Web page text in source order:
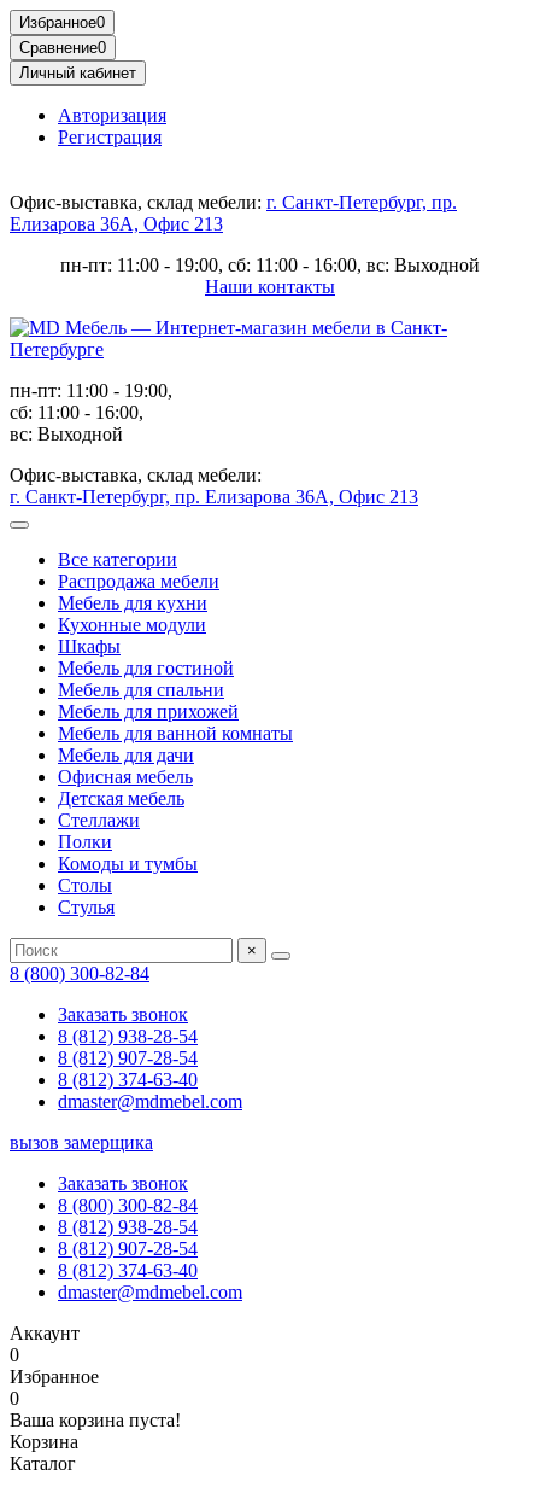
Избранное0
Сравнение0
Личный кабинет
Авторизация
Регистрация
Офис-выставка, склад мебели: г. Санкт-Петербург, пр.
Елизарова 36А, Офис 213
пн-пт: 11:00 - 19:00, сб: 11:00 - 16:00, вс: Выходной
Наши контакты
пн-пт: 11:00 - 19:00,
сб: 11:00 - 16:00,
вс: Выходной
Офис-выставка, склад мебели:
г. Санкт-Петербург, пр. Елизарова 36А, Офис 213
Все категории
Распродажа мебели
Мебель для кухни
Кухонные модули
Шкафы
Мебель для гостиной
Мебель для спальни
Мебель для прихожей
Мебель для ванной комнаты
Мебель для дачи
Офисная мебель
Детская мебель
Стеллажи
Полки
Комоды и тумбы
Столы
Стулья
×
8 (800) 300-82-84
Заказать звонок
8 (812) 938-28-54
8 (812) 907-28-54
8 (812) 374-63-40
dmaster@mdmebel.com
вызов замерщика
Заказать звонок
8 (800) 300-82-84
8 (812) 938-28-54
8 (812) 907-28-54
8 (812) 374-63-40
dmaster@mdmebel.com
Аккаунт
0
Избранное
0
Ваша корзина пуста!
Корзина
Каталог